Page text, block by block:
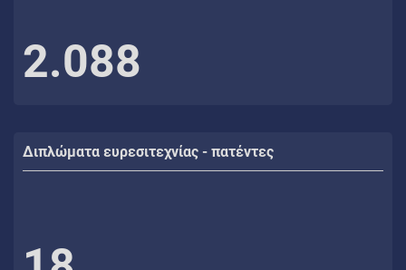
2.088
Διπλώματα ευρεσιτεχνίας - πατέντες